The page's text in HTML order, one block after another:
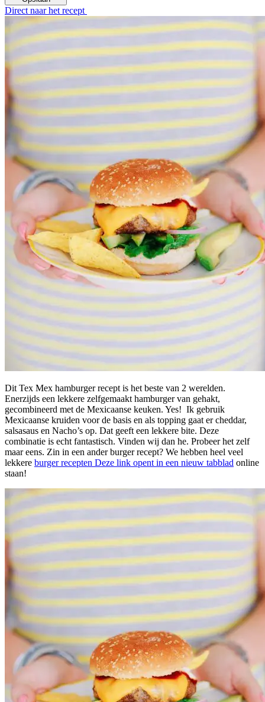
Direct naar het recept
Dit Tex Mex hamburger recept is het beste van 2 werelden.
Enerzijds een lekkere zelfgemaakt hamburger van gehakt,
gecombineerd met de Mexicaanse keuken. Yes! Ik gebruik
Mexicaanse kruiden voor de basis en als topping gaat er cheddar,
salsasaus en Nacho’s op. Dat geeft een lekkere bite. Deze
combinatie is echt fantastisch. Vinden wij dan he. Probeer het zelf
maar eens. Zin in een ander burger recept? We hebben heel veel
lekkere burger recepten Deze link opent in een nieuw tabblad online
staan!